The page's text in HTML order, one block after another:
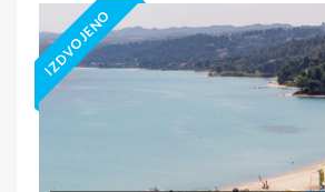
IZDVOJENO